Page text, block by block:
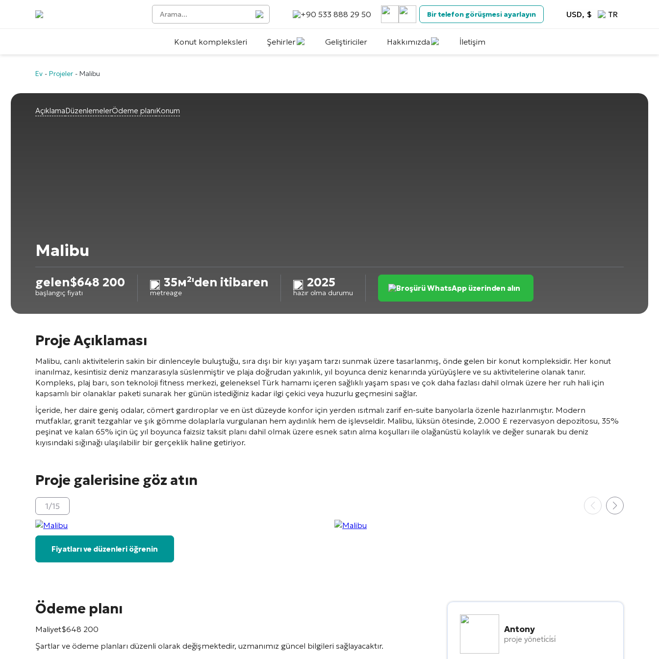
+90 533 888 29 50 Bir telefon görüşmesi ayarlayın USD, $ TR
Konut kompleksleri Şehirler Geliştiriciler Hakkımızda İletişim
Ev - Projeler - Malibu
AçıklamaDüzenlemelerÖdeme planıKonum
Malibu
gelen$648 200
başlangıç fiyatı
35м²'den itibaren
metreage
2025
hazır olma durumu Broşürü WhatsApp üzerinden alın
Proje Açıklaması
Malibu, canlı aktivitelerin sakin bir dinlenceyle buluştuğu, sıra dışı bir kıyı yaşam tarzı sunmak üzere tasarlanmış, önde gelen bir konut kompleksidir. Her konut
inanılmaz, kesintisiz deniz manzarasıyla süslenmiştir ve plaja doğrudan yakınlık, yıl boyunca deniz kenarında yürüyüşlere ve su aktivitelerine olanak tanır.
Kompleks, plaj barı, son teknoloji fitness merkezi, geleneksel Türk hamamı içeren sağlıklı yaşam spası ve çok daha fazlası dahil olmak üzere her ruh hali için
kapsamlı bir olanaklar paketi sunarak her günün istediğiniz kadar ilgi çekici veya huzurlu geçmesini sağlar.
İçeride, her daire geniş odalar, cömert gardıroplar ve en üst düzeyde konfor için yerden ısıtmalı zarif en-suite banyolarla özenle hazırlanmıştır. Modern
mutfaklar, granit tezgahlar ve şık gömme dolaplarla vurgulanan hem aydınlık hem de işlevseldir. Malibu, lüksün ötesinde, 2.000 £ rezervasyon depozitosu, 35%
peşinat ve kalan 65% için üç yıl boyunca faizsiz taksit planı dahil olmak üzere esnek satın alma koşulları ile olağanüstü kolaylık ve değer sunarak bu deniz
kıyısındaki sığınağı ulaşılabilir bir gerçeklik haline getiriyor.
Proje galerisine göz atın
1/15
Fiyatları ve düzenleri öğrenin
Ödeme planı
Maliyet$648 200
Şartlar ve ödeme planları düzenli olarak değişmektedir, uzmanımız güncel bilgileri sağlayacaktır.
Antony
proje yöneti̇ci̇si̇